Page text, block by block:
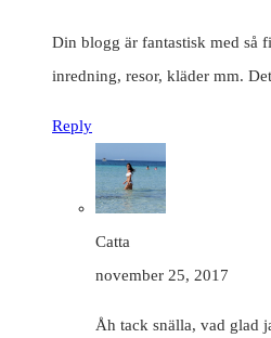
Din blogg är fantastisk med så
inredning, resor, kläder mm.
Reply
Catta
november 25, 2017
Åh tack snälla, vad glad